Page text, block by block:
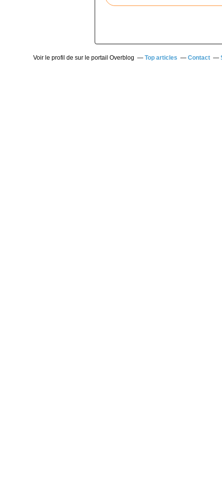
Voir le profil de sur le portail Overblog Top articles Contact